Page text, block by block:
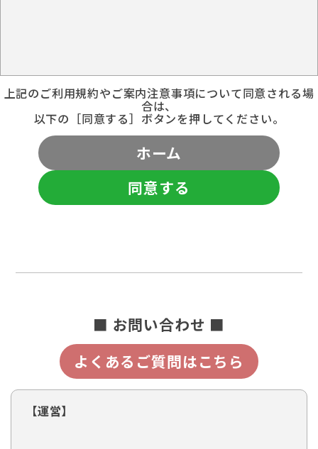
上記のご利用規約やご案内注意事項について同意される場
合は、
以下の［同意する］ボタンを押してください。
ホーム
同意する
■ お問い合わせ ■
よくあるご質問はこちら
【運営】